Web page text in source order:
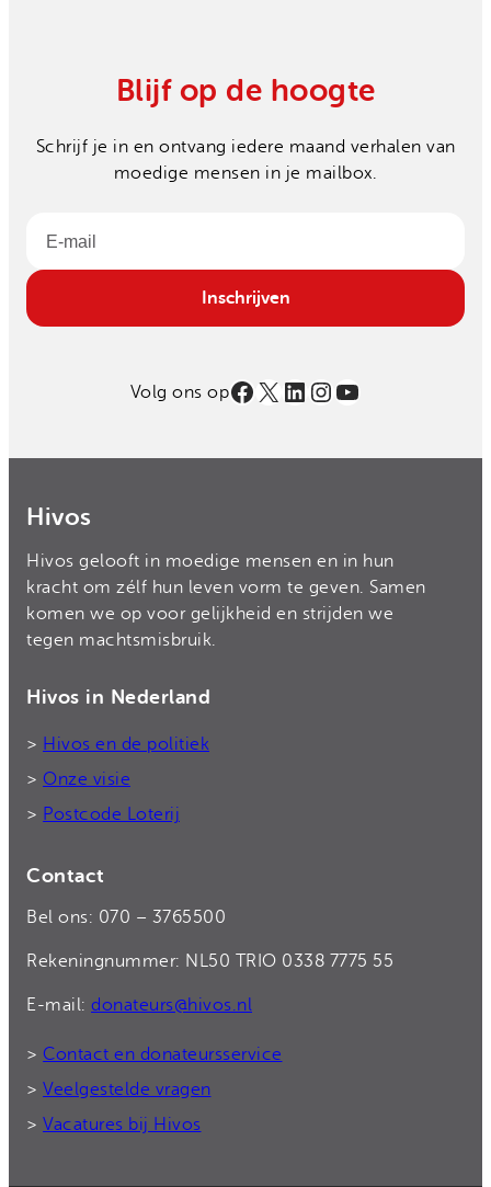
Blijf op de hoogte
Schrijf je in en ontvang iedere maand verhalen van
moedige mensen in je mailbox.
Email
Inschrijven
Volg ons opFacebook
X LinkedIn
Instagram
YouTube
Hivos
Hivos gelooft in moedige mensen en in hun
kracht om zélf hun leven vorm te geven. Samen
komen we op voor gelijkheid en strijden we
tegen machtsmisbruik.
Hivos in Nederland
> Hivos en de politiek
> Onze visie
> Postcode Loterij
Contact
Bel ons: 070 – 3765500
Rekeningnummer: NL50 TRIO 0338 7775 55
E-mail: donateurs@hivos.nl
> Contact en donateursservice
> Veelgestelde vragen
> Vacatures bij Hivos